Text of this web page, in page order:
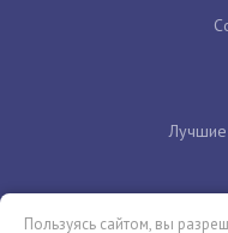
Пользуясь сайтом, вы